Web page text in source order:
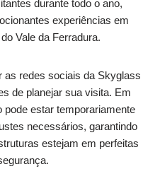
durante todo o ano,
experiências em
Vale da Ferradura.
as redes sociais da Skyglass
de planejar sua visita. Em
estar temporariamente
necessários, garantindo
estejam em perfeitas